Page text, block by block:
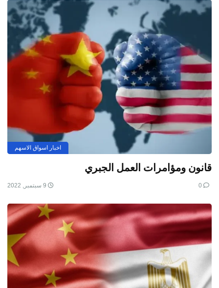
اخبار اسواق الاسهم
قانون ومؤامرات العمل الجبري